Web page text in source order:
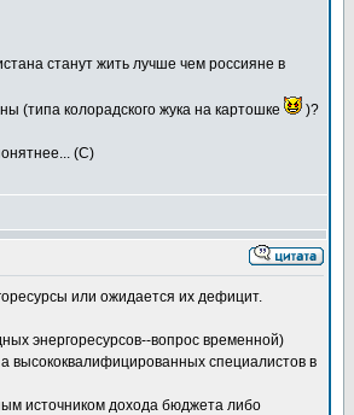
станут жить лучше чем россияне в
(типа колорадского жука на картошке
)?
(С)
или ожидается их дефицит.
энергоресурсов--вопрос временной)
высококвалифицированных специалистов в
источником дохода бюджета либо